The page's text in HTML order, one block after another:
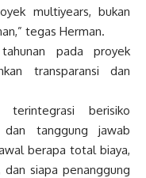
multiyears, bukan
tegas Herman.
pada proyek
transparansi dan
berisiko
tanggung jawab
berapa total biaya,
dan siapa penanggung